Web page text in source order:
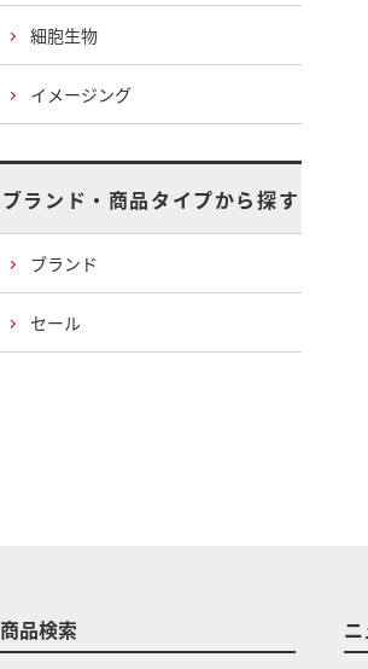
細胞生物
イメージング
ブランド・商品タイプから探す
ブランド
セール
商品検索